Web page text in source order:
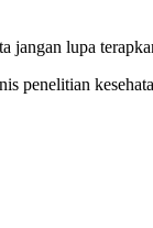
jangan lupa
penelitian